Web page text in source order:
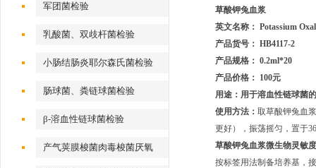
军团菌检验
乳酸菌、双歧杆菌检验
小肠结肠炎耶尔森氏菌检验
肠球菌、粪链球菌检验
β-溶血性链球菌检验
产气荚膜梭菌肉毒梭菌厌氧
草酸钾兔血浆
英文名称： Potassium
产品货号： HB4117-2
产品规格： 0.2ml*20
产品价格： 100元
用途：用于溶血性链球菌
使用方法： 取草酸钾兔血
更好），振荡摇匀，置于
草酸钾兔血浆微生物灵敏
按标签用法制备培养基，